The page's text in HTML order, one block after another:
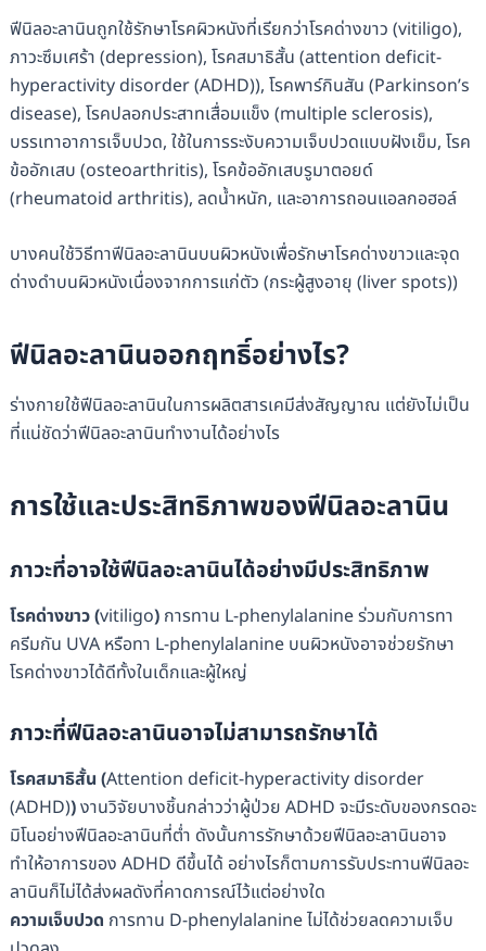
ฟีนิลอะลานินถูกใช้รักษาโรคผิวหนังที่เรียกว่าโรคด่างขาว (vitiligo),
ภาวะซึมเศร้า (depression), โรคสมาธิสั้น (attention deficit-
hyperactivity disorder (ADHD)), โรคพาร์กินสัน (Parkinson’s
disease), โรคปลอกประสาทเสื่อมแข็ง (multiple sclerosis),
บรรเทาอาการเจ็บปวด, ใช้ในการระงับความเจ็บปวดแบบฝังเข็ม, โรค
ข้ออักเสบ (osteoarthritis), โรคข้ออักเสบรูมาตอยด์
(rheumatoid arthritis), ลดน้ำหนัก, และอาการถอนแอลกอฮอล์
บางคนใช้วิธีทาฟีนิลอะลานินบนผิวหนังเพื่อรักษาโรคด่างขาวและจุด
ด่างดำบนผิวหนังเนื่องจากการแก่ตัว (กระผู้สูงอายุ (liver spots))
ฟีนิลอะลานินออกฤทธิ์อย่างไร?
ร่างกายใช้ฟีนิลอะลานินในการผลิตสารเคมีส่งสัญญาณ แต่ยังไม่เป็น
ที่แน่ชัดว่าฟีนิลอะลานินทำงานได้อย่างไร
การใช้และประสิทธิภาพของฟีนิลอะลานิน
ภาวะที่อาจใช้ฟีนิลอะลานินได้อย่างมีประสิทธิภาพ
โรคด่างขาว(vitiligo)การทาน L-phenylalanine ร่วมกับการทา
ครีมกัน UVA หรือทา L-phenylalanine บนผิวหนังอาจช่วยรักษา
โรคด่างขาวได้ดีทั้งในเด็กและผู้ใหญ่
ภาวะที่ฟีนิลอะลานินอาจไม่สามารถรักษาได้
โรคสมาธิสั้น (Attention deficit-hyperactivity disorder
(ADHD))งานวิจัยบางชิ้นกล่าวว่าผู้ป่วย ADHD จะมีระดับของกรดอะ
มิโนอย่างฟีนิลอะลานินที่ต่ำ ดังนั้นการรักษาด้วยฟีนิลอะลานินอาจ
ทำให้อาการของ ADHD ดีขึ้นได้ อย่างไรก็ตามการรับประทานฟีนิลอะ
ลานินก็ไม่ได้ส่งผลดังที่คาดการณ์ไว้แต่อย่างใด
ความเจ็บปวด การทาน D-phenylalanine ไม่ได้ช่วยลดความเจ็บ